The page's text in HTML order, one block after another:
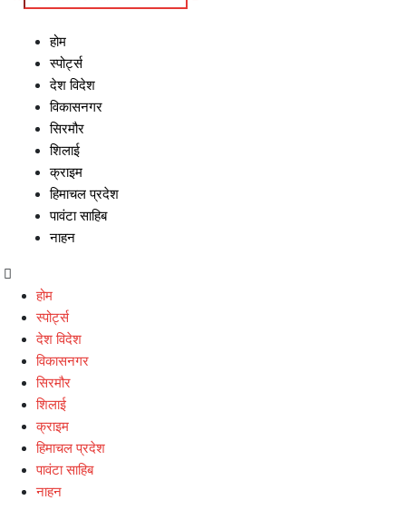
होम
स्पोर्ट्स
देश विदेश
विकासनगर
सिरमौर
शिलाई
क्राइम
हिमाचल प्रदेश
पावंटा साहिब
नाहन
होम
स्पोर्ट्स
देश विदेश
विकासनगर
सिरमौर
शिलाई
क्राइम
हिमाचल प्रदेश
पावंटा साहिब
नाहन